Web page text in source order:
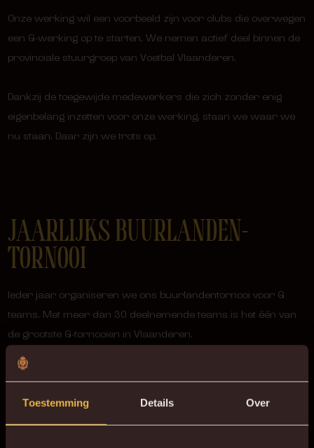
Toestemming Details Over
Onze werking wil een voorbeeld zijn voor clubs die overwegen
een G-werking op te starten. We nemen actief deel binnen de
provinciale stuurgroep van Voetbal Vlaanderen.
Dankzij de toegewijde medewerkers die zich zonder enig
eigenbelang inzetten voor onze werking, staan we waar we
nu staan. Daar zijn we trots op.
JAARLIJKS BUURLANDEN-
TORNOOI
Ieder jaar organiseren we ons buurlandentornooi voor G
teams. Met meer dan 30 deelnemende teams is het één van
de grootste G-tornooien in Vlaanderen.
Dit alles zou niet mogelijk zijn zonder de inzet (hulp) van onze
handen uit de mouwen steken. Zonder hen is zo’n tornooi